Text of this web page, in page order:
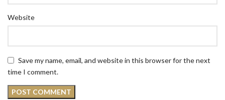
Website
Save my name, email, and website in this browser for the next
time I comment.